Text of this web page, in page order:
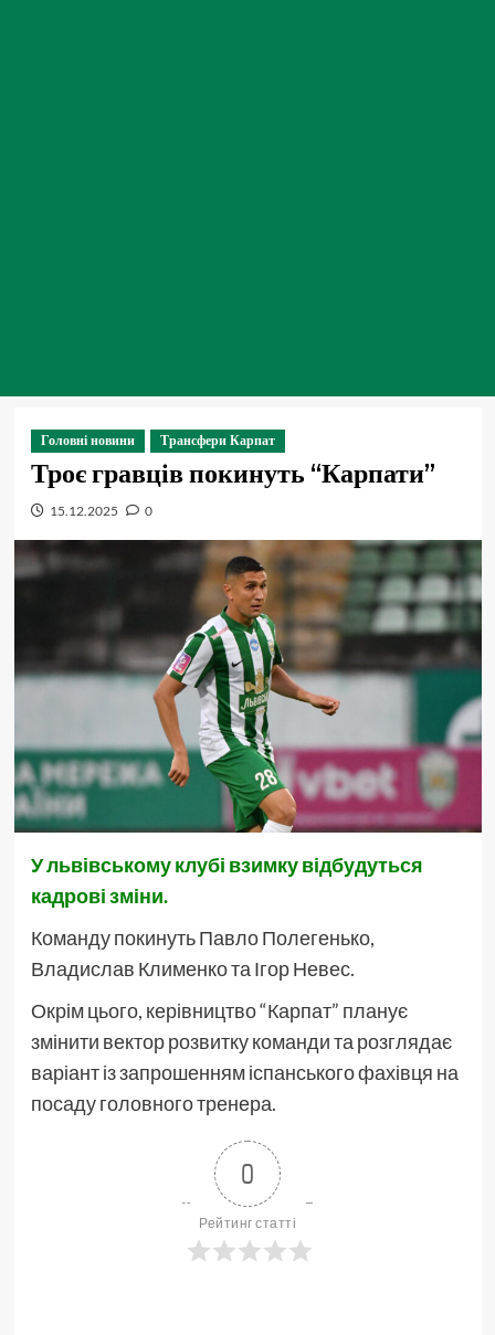
Головні новини Трансфери Карпат
Троє гравців покинуть “Карпати”
15.12.2025 0
У львівському клубі взимку відбудуться
кадрові зміни.
Команду покинуть Павло Полегенько,
Владислав Клименко та Ігор Невес.
Окрім цього, керівництво “Карпат” планує
змінити вектор розвитку команди та розглядає
варіант із запрошенням іспанського фахівця на
посаду головного тренера.
0
Рейтинг статті